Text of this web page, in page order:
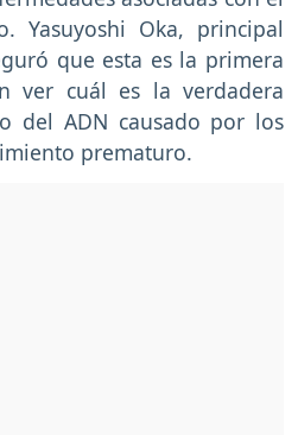
Yasuyoshi Oka, principal
que esta es la primera
ver cuál es la verdadera
del ADN causado por los
prematuro.